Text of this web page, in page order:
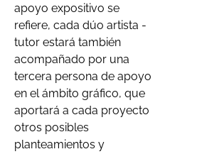
apoyo expositivo se
refiere, cada dúo artista -
tutor estará también
acompañado por una
tercera persona de apoyo
en el ámbito gráfico, que
aportará a cada proyecto
otros posibles
planteamientos y